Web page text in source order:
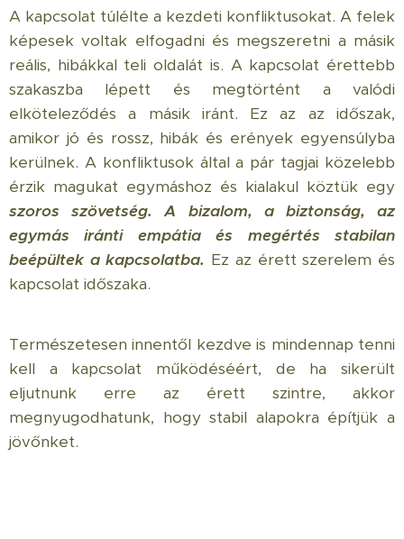
A kapcsolat túlélte a kezdeti konfliktusokat. A felek
képesek voltak elfogadni és megszeretni a másik
reális, hibákkal teli oldalát is. A kapcsolat érettebb
szakaszba lépett és megtörtént a valódi
elköteleződés a másik iránt. Ez az az időszak,
amikor jó és rossz, hibák és erények egyensúlyba
kerülnek. A konfliktusok által a pár tagjai közelebb
érzik magukat egymáshoz és kialakul köztük egy
szoros szövetség.
A bizalom, a biztonság, az
egymás iránti empátia és megértés stabilan
beépültek a kapcsolatba. Ez az érett szerelem és
kapcsolat időszaka.
Természetesen innentől kezdve is mindennap tenni
kell a kapcsolat működéséért, de ha sikerült
eljutnunk erre az érett szintre, akkor
megnyugodhatunk, hogy stabil alapokra építjük a
jövőnket.